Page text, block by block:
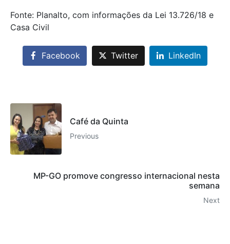
Fonte: Planalto, com informações da Lei 13.726/18 e
Casa Civil
Facebook Twitter LinkedIn
Café da Quinta
Previous
MP-GO promove congresso internacional nesta
semana
Next